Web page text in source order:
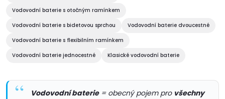
v
k
y
v
Vodovodní baterie s otočným ramínkem
Vodovodní baterie s bidetovou sprchou
Vodovodní baterie dvoucestné
Vodovodní baterie s flexibilním ramínkem
Vodovodní baterie jednocestné
Klasické vodovodní baterie
Vodovodní baterie= obecný pojem pro všechny